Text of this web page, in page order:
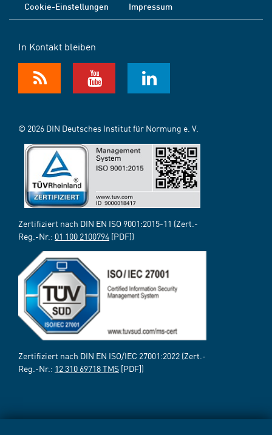
Cookie-Einstellungen
Impressum
In Kontakt bleiben
© 2026 DIN Deutsches Institut für Normung e. V.
Zertifiziert nach DIN EN ISO 9001:2015-11 (Zert.-
Reg.-Nr.: 01 100 2100794 [PDF])
Zertifiziert nach DIN EN ISO/IEC 27001:2022 (Zert.-
Reg.-Nr.: 12 310 69718 TMS [PDF])